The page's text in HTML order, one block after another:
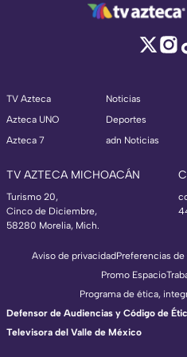
TV Azteca
Azteca UNO
Azteca 7
Noticias
Deportes
adn Noticias
TV AZTECA MICHOACÁN
Turismo 20,
Cinco de Diciembre,
58280 Morelia, Mich.
Aviso de privacidadPreferencias de
Promo Espacio
Programa de ética,
Defensor de Audiencias y Código de
Televisora del Valle de México